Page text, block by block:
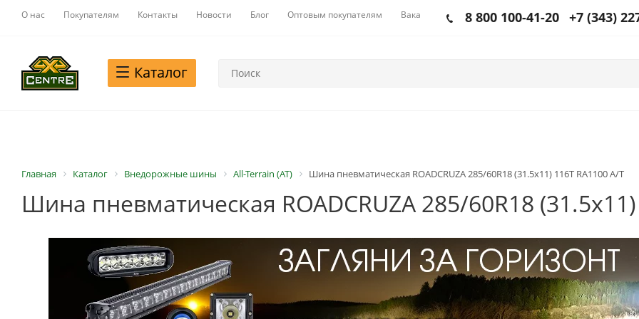
О нас Покупателям Контакты Новости Блог Оптовым покупателям Вакансии 8 800 100-41-20 +7 (343)
Каталог
Главная Каталог Внедорожные шины All-Terrain (AT) Шина пневматическая ROADCRUZA 285/60R18 (31.5x11) 116T RA1100 A/T
Шина пневматическая ROADCRUZA 285/60R18